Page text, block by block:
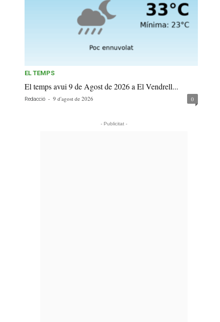
EL TEMPS
El temps avui 9 de Agost de 2026 a El Vendrell...
Redacció - 9 d'agost de 2026 0
- Publicitat -